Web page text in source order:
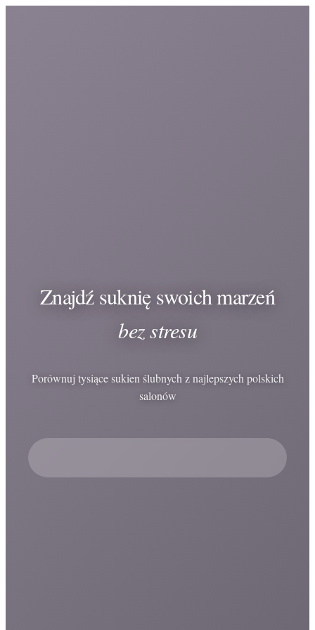
Znajdź suknię swoich marzeń
bez stresu
Porównuj tysiące sukien ślubnych z najlepszych polskich
salonów